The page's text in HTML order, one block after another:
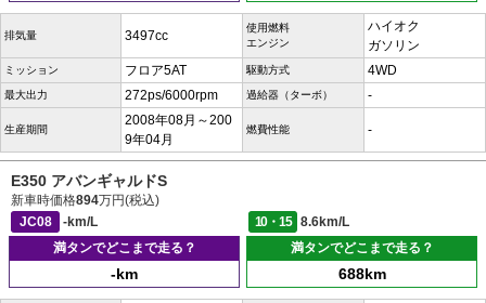
排気量 3497cc
使用燃料
エンジン
ハイオク
ガソリン
ミッション フロア5AT 駆動方式 4WD
最大出力 272ps/6000rpm 過給器（ターボ） -
生産期間
2008年08月～200
9年04月
燃費性能 -
E350 アバンギャルドS
新車時価格894万円(税込)
JC08
-km/L 10・15
8.6km/L
満タンでどこまで走る？
-km
満タンでどこまで走る？
688km